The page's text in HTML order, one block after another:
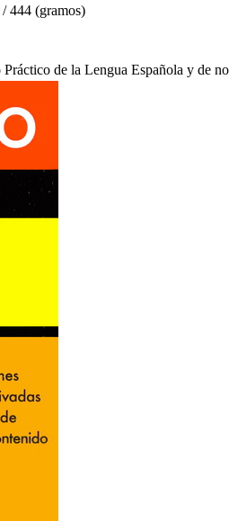
444 (gramos)
de la Lengua Española y de